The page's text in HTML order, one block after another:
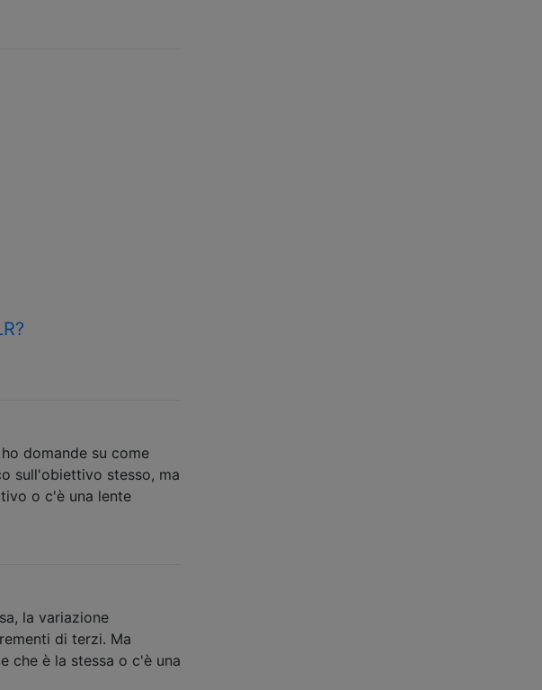
domande su come
sull'obiettivo stesso, ma
o c'è una lente
la variazione
di terzi. Ma
che è la stessa o c'è una